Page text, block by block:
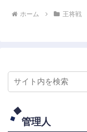
ホーム 王将戦
管理人